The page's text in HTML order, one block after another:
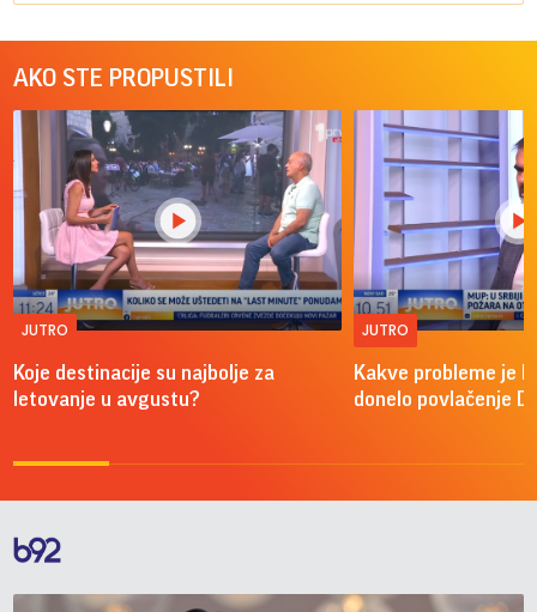
AKO STE PROPUSTILI
JUTRO
Koje destinacije su najbolje za
letovanje u avgustu?
JUTRO
Kakve probleme je
donelo povlačenje